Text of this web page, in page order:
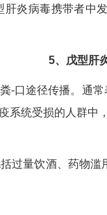
炎病毒携带者中
5、戊型肝
-口途径传播。通
统受损的人群中
过量饮酒、药物